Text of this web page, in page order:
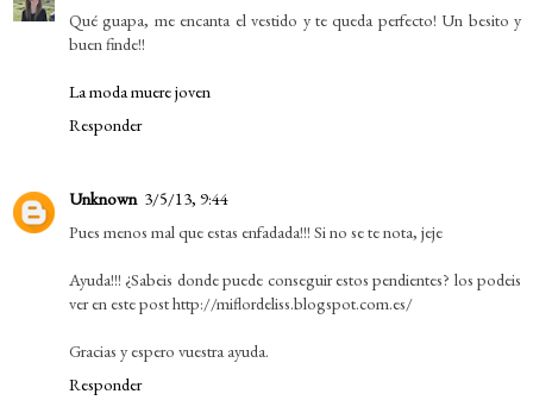
Qué guapa, me encanta el vestido y te queda perfecto! Un besito y
buen finde!!
La moda muere joven
Responder
Unknown 3/5/13, 9:44
Pues menos mal que estas enfadada!!! Si no se te nota, jeje
Ayuda!!! ¿Sabeis donde puede conseguir estos pendientes? los podeis
ver en este post http://miflordeliss.blogspot.com.es/
Gracias y espero vuestra ayuda.
Responder